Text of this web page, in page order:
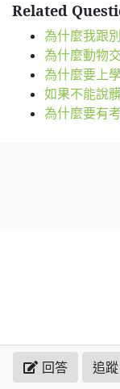
Related
為什麼我跟
為什麼動物
為什麼要上
如果不能說
為什麼要有
回答 追蹤